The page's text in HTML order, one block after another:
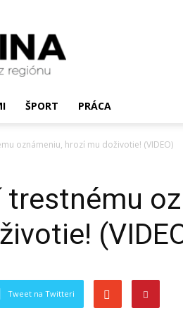
ŠPORT PRÁCA
oznámeniu, hrozí mu doživotie! (VIDEO)
Tweet na Twitteri